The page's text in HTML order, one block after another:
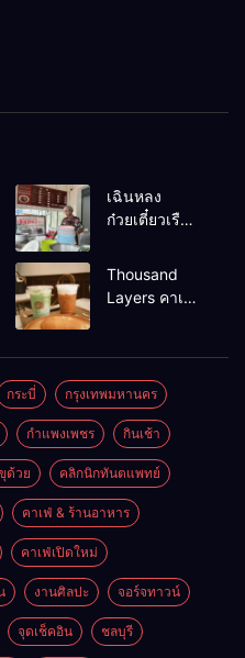
เฉินหลง
ก๋วยเตี๋ยวเรือ
อร่อยร้านดัง
หาดใหญ่
Thousand
Layers คาเฟ่
กระบี่ กรุงเทพมหานคร
กำแพงเพชร กินเช้า
ด้วย คลิกนิกทันตแพทย์
คาเฟ่ & ร้านอาหาร
คาเฟ่เปิดใหม่
งานศิลปะ จอร์จทาวน์
จุดเช็คอิน ชลบุรี